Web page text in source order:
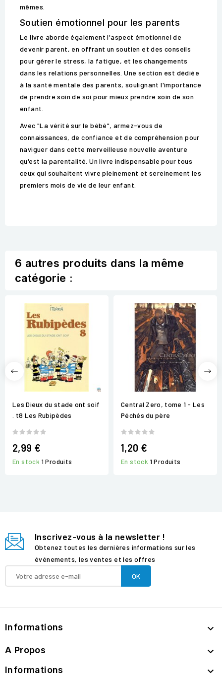
mêmes.
Soutien émotionnel pour les parents
Le livre aborde également l'aspect émotionnel de
devenir parent, en offrant un soutien et des conseils
pour gérer le stress, la fatigue, et les changements
dans les relations personnelles. Une section est dédiée
à la santé mentale des parents, soulignant l'importance
de prendre soin de soi pour mieux prendre soin de son
enfant.
Avec "La vérité sur le bébé", armez-vous de
connaissances, de confiance et de compréhension pour
naviguer dans cette merveilleuse nouvelle aventure
qu'est la parentalité. Un livre indispensable pour tous
ceux qui souhaitent vivre pleinement et sereinement les
premiers mois de vie de leur enfant.
6 autres produits dans la même
catégorie :
Les Dieux du stade ont soif
. t8 Les Rubipèdes
2,99 €
En stock 1 Produits
Central Zero, tome 1 - Les
Péchés du père
1,20 €
En stock 1 Produits
Inscrivez-vous à la newsletter !
Obtenez toutes les dernières informations sur les
événements, les ventes et les offres
Informations 
A Propos 
Informations 